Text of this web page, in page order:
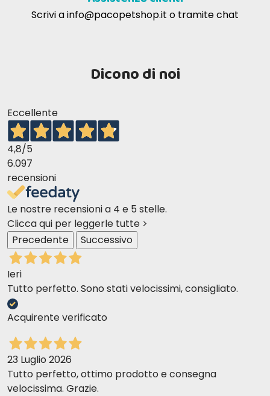
Scrivi ainfo@pacopetshop.it o tramite chat
Dicono di noi
Eccellente
4,8/5
6.097
recensioni
Le nostre recensioni a 4 e 5 stelle.
Clicca qui per leggerle tutte >
Precedente
Successivo
Ieri
Tutto perfetto. Sono stati velocissimi, consigliato.
Acquirente verificato
23 Luglio 2026
Tutto perfetto, ottimo prodotto e consegna
velocissima. Grazie.